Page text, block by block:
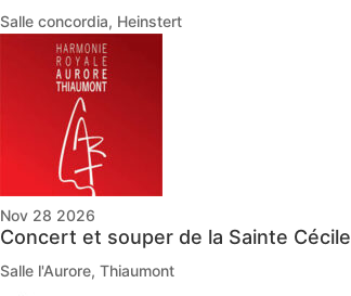
Salle concordia, Heinstert
Nov 28 2026
Concert et souper de la Sainte Cécile
Salle l'Aurore, Thiaumont